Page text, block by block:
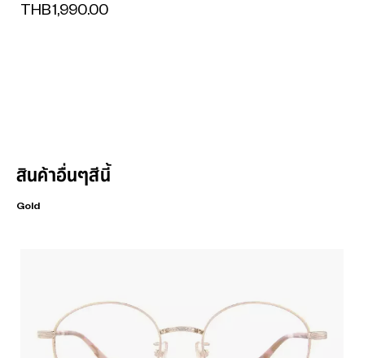
THB1,990.00
สินค้าอื่นๆสีนี้
Gold